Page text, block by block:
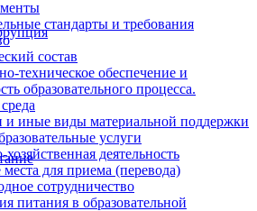
стандарты и требования
состав
техническое обеспечение и
образовательного процесса.
и иные виды материальной поддержки
услуги
деятельность
для приема (перевода)
сотрудничество
питания в образовательной